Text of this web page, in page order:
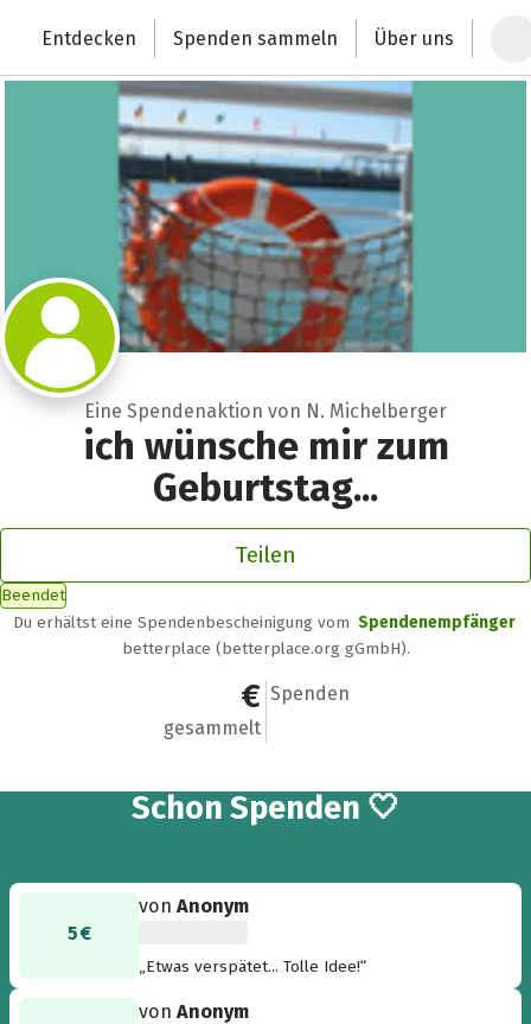
Deutschlands größte Spendenplattform
Entdecken Spenden sammeln Über uns
Eine Spendenaktion von N. Michelberger
ich wünsche mir zum
Geburtstag...
Teilen
Beendet
Du erhältst eine Spendenbescheinigung vom Spendenempfänger
betterplace (betterplace.org gGmbH).
60 €
gesammelt
7
Spenden
Schon 7
Spenden 🤍
5 €
vonAnonym
„Etwas verspätet... Tolle Idee!“
vonAnonym